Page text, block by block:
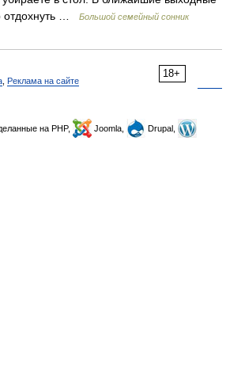
отдохнуть …
Большой семейный сонник
18+
Реклама на сайте
на PHP, Joomla,
Drupal,